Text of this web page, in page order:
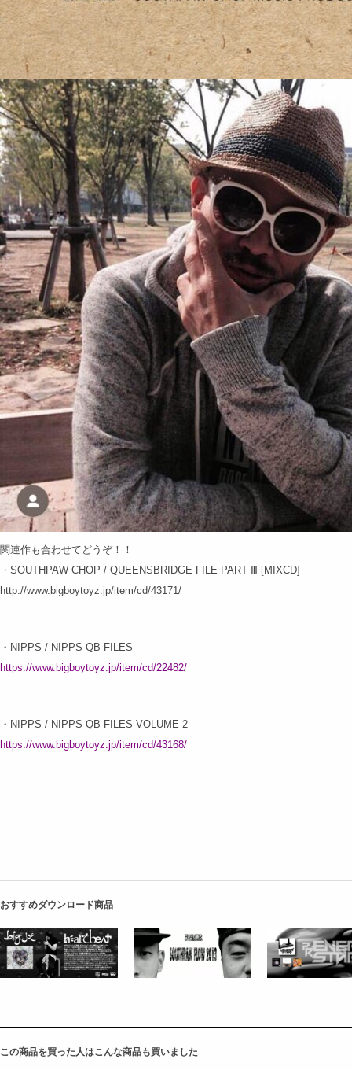
関連作も合わせてどうぞ！！
・SOUTHPAW CHOP / QUEENSBRIDGE FILE PART Ⅲ [MIXCD]
http://www.bigboytoyz.jp/item/cd/43171/
・NIPPS / NIPPS QB FILES
https://www.bigboytoyz.jp/item/cd/22482/
・NIPPS / NIPPS QB FILES VOLUME 2
https://www.bigboytoyz.jp/item/cd/43168/
おすすめダウンロード商品
この商品を買った人はこんな商品も買いました